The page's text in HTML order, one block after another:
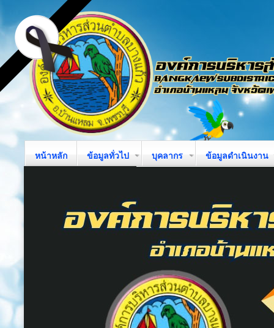
หน้าหลัก ข้อมูลทั่วไป บุคลากร ข้อมูลดำเนินงาน